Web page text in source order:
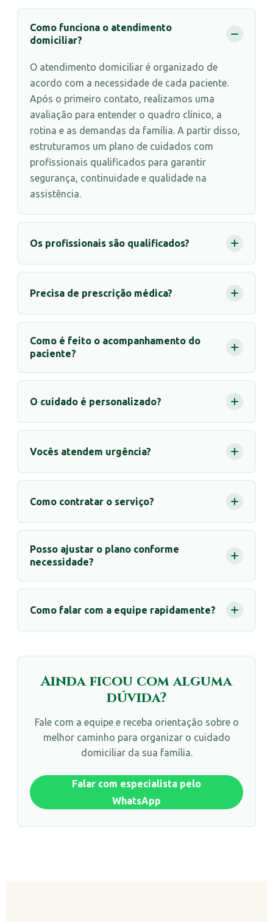
Como funciona o atendimento
domiciliar?
O atendimento domiciliar é organizado de
acordo com a necessidade de cada paciente.
Após o primeiro contato, realizamos uma
avaliação para entender o quadro clínico, a
rotina e as demandas da família. A partir disso,
estruturamos um plano de cuidados com
profissionais qualificados para garantir
segurança, continuidade e qualidade na
assistência.
Os profissionais são qualificados?
Precisa de prescrição médica?
Como é feito o acompanhamento do
paciente?
O cuidado é personalizado?
Vocês atendem urgência?
Como contratar o serviço?
Posso ajustar o plano conforme
necessidade?
Como falar com a equipe rapidamente?
Ainda ficou com alguma
dúvida?
Fale com a equipe e receba orientação sobre o
melhor caminho para organizar o cuidado
domiciliar da sua família.
Falar com especialista pelo
WhatsApp